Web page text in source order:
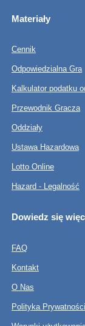
Materiały
Cennik
Odpowiedzialna Gra
Kalkulator podatku
Przewodnik Gracza
Oddziały
Ustawa Hazardowa
Lotto Online
Hazard - Legalność
Dowiedz się
FAQ
Kontakt
O Nas
Polityka